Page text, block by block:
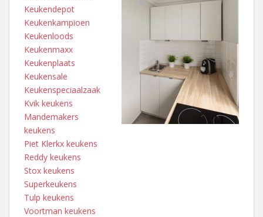
Keukendepot
Keukenkampioen
Keukenloods
Keukenmaxx
Keukenplaats
Keukensale
Keukenspeciaalzaak
Kvik keukens
Mandemakers
keukens
Piet Klerkx keukens
Reddy keukens
Stox keukens
Superkeukens
Tulp keukens
Voortman keukens